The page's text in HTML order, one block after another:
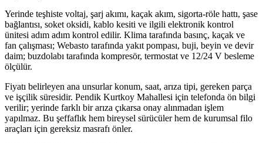
Yerinde teşhiste voltaj, şarj akımı, kaçak akım, sigorta-röle hattı, şase
bağlantısı, soket oksidi, kablo kesiti ve ilgili elektronik kontrol
ünitesi adım adım kontrol edilir. Klima tarafında basınç, kaçak ve
fan çalışması; Webasto tarafında yakıt pompası, buji, beyin ve devir
daim; buzdolabı tarafında kompresör, termostat ve 12/24 V besleme
ölçülür.
Fiyatı belirleyen ana unsurlar konum, saat, arıza tipi, gereken parça
ve işçilik süresidir. Pendik Kurtkoy Mahallesi için telefonda ön bilgi
verilir; yerinde farklı bir arıza çıkarsa onay alınmadan işlem
yapılmaz. Bu şeffaflık hem bireysel sürücüler hem de kurumsal filo
araçları için gereksiz masrafı önler.